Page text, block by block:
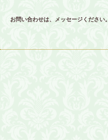
お問い合わせは、メッセージください。